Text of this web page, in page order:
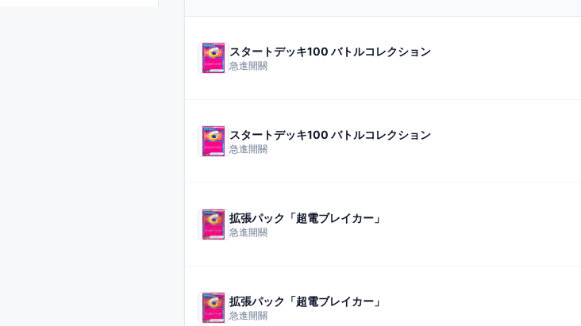
スタートデッキ100 バトルコレクション
急進開關
スタートデッキ100 バトルコレクション
急進開關
拡張パック「超電ブレイカー」
急進開關
拡張パック「超電ブレイカー」
急進開關